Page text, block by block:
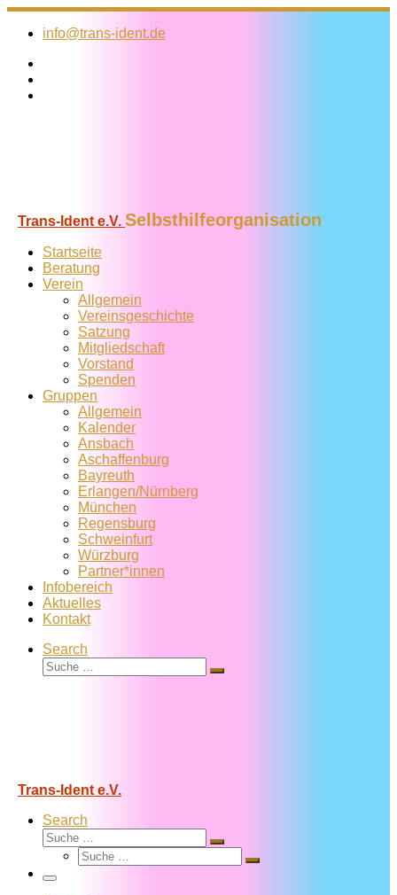
Zum
Inhalt
info@trans-ident.de
Trans-Ident e.V. Selbsthilfeorganisation
Startseite
Beratung
Verein
Allgemein
Vereins­geschichte
Satzung
Mitglied­schaft
Vorstand
Spenden
Gruppen
Allgemein
Kalender
Ansbach
Aschaffenburg
Bayreuth
Erlangen/Nürnberg
München
Regensburg
Schweinfurt
Würzburg
Partner*innen
Infobereich
Aktuelles
Kontakt
Search
Suche
Suche
Trans-Ident e.V.
Search
Suche
Suche
Suche
Suche
Menü